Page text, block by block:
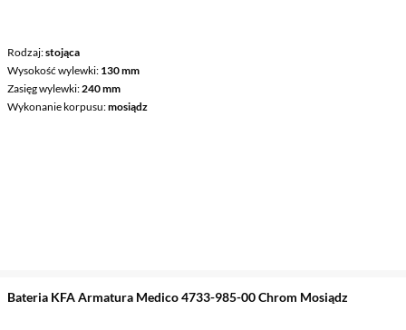
Rodzaj stojąca
Wysokość wylewki 130 mm
Zasięg wylewki 240 mm
Wykonanie korpusu mosiądz
Bateria KFA Armatura Medico 4733-985-00 Chrom Mosiądz